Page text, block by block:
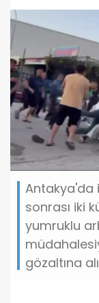
Antakya'da
sonrası iki
yumruklu
gözaltına